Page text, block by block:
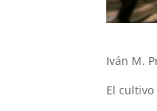
Iván M.
El